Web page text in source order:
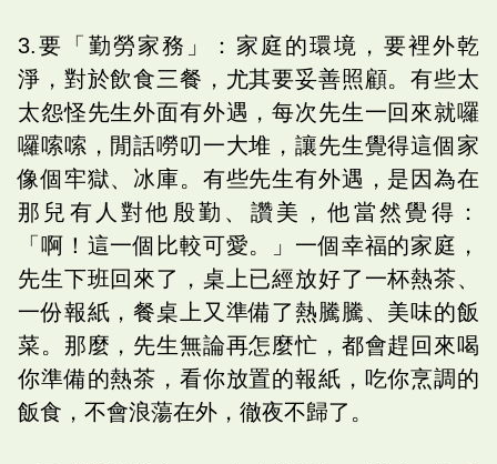
3.要「勤勞家務」：家庭的環境，要裡外乾
淨，對於飲食三餐，尤其要妥善照顧。有些太
太怨怪先生外面有外遇，每次先生一回來就囉
囉嗦嗦，閒話嘮叨一大堆，讓先生覺得這個家
像個牢獄、冰庫。有些先生有外遇，是因為在
那兒有人對他殷勤、讚美，他當然覺得：
「啊！這一個比較可愛。」一個幸福的家庭，
先生下班回來了，桌上已經放好了一杯熱茶、
一份報紙，餐桌上又準備了熱騰騰、美味的飯
菜。那麼，先生無論再怎麼忙，都會趕回來喝
你準備的熱茶，看你放置的報紙，吃你烹調的
飯食，不會浪蕩在外，徹夜不歸了。